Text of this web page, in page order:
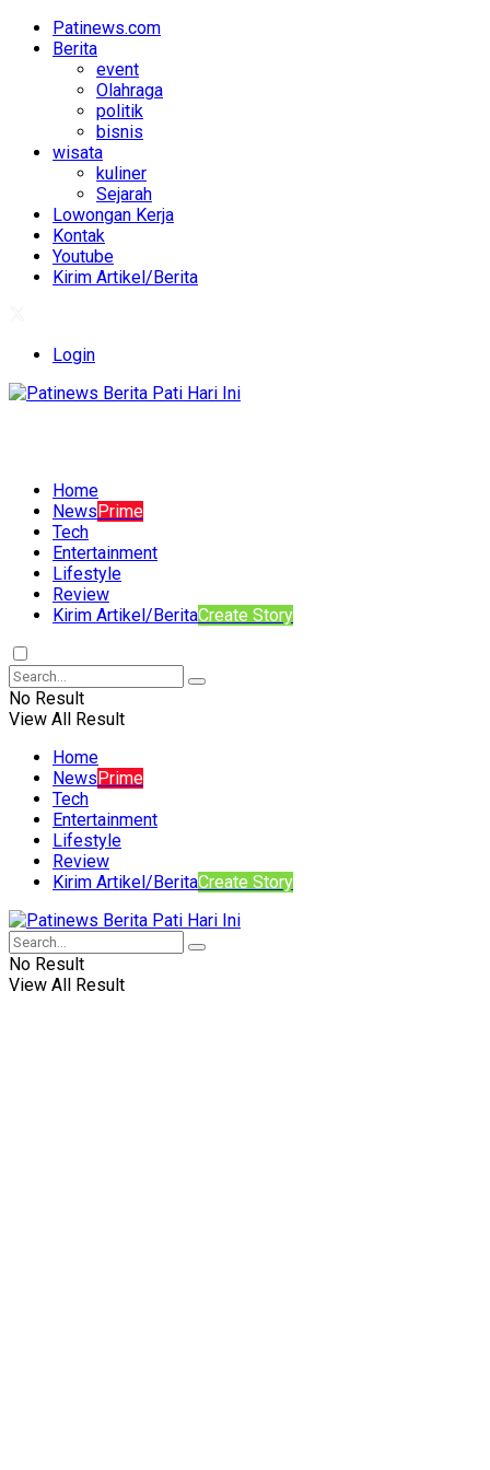
Patinews.com
Berita
event
Olahraga
politik
bisnis
wisata
kuliner
Sejarah
Lowongan Kerja
Kontak
Youtube
Kirim Artikel/Berita
Login
Home
NewsPrime
Tech
Entertainment
Lifestyle
Review
Kirim Artikel/BeritaCreate Story
No Result
View All Result
Home
NewsPrime
Tech
Entertainment
Lifestyle
Review
Kirim Artikel/BeritaCreate Story
No Result
View All Result